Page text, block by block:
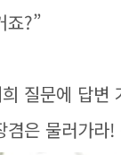
죠?”
질문에 답
은 물러가라